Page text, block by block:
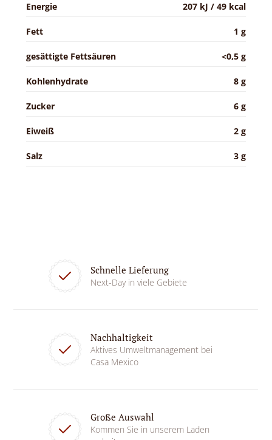
Energie 207 kJ / 49 kcal
Fett 1 g
gesättigte Fettsäuren <0,5 g
Kohlenhydrate 8 g
Zucker 6 g
Eiweiß 2 g
Salz 3 g
Schnelle Lieferung
Next-Day in viele Gebiete
Nachhaltigkeit
Aktives Umweltmanagement bei
Casa Mexico
Große Auswahl
Kommen Sie in unserem Laden